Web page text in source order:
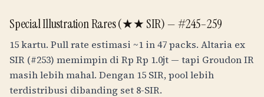
Special Illustration Rares (★★ SIR) —#245–259
15 kartu. Pull rate estimasi ~1 in 47 packs. Altaria ex
SIR (#253) memimpin di Rp Rp 1.0jt — tapi Groudon IR
masih lebih mahal. Dengan 15 SIR, pool lebih
terdistribusi dibanding set 8-SIR.